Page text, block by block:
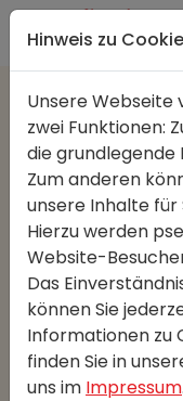
Direkt zur
Direkt zum Inhalt
1
Hinweis zu
Unsere Webseite
zwei Funktionen:
die grundlegende
Zum anderen
unsere Inhalte
Hierzu werden
Website-
Das
können Sie
Informationen zu
finden Sie in
uns im Impressum.